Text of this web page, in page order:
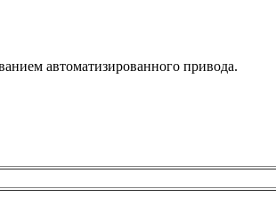
автоматизированного привода.